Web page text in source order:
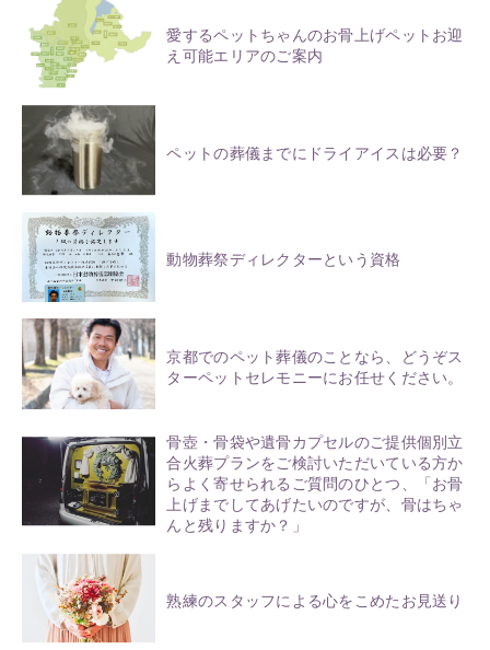
愛するペットちゃんのお骨上げペットお迎
え可能エリアのご案内
ペットの葬儀までにドライアイスは必要？
動物葬祭ディレクターという資格
京都でのペット葬儀のことなら、どうぞス
ターペットセレモニーにお任せください。
骨壺・骨袋や遺骨カプセルのご提供個別立
合火葬プランをご検討いただいている方か
らよく寄せられるご質問のひとつ、「お骨
上げまでしてあげたいのですが、骨はちゃ
んと残りますか？」
熟練のスタッフによる心をこめたお見送り